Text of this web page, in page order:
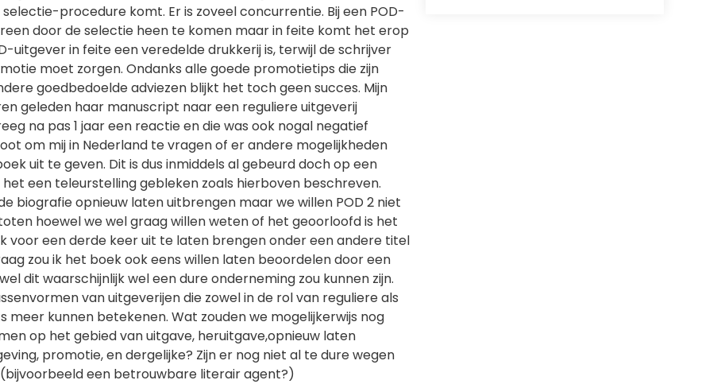
procedure komt. Er is zoveel concurrentie. Bij een POD-
door de selectie heen te komen maar in feite komt het erop
uitgever in feite een veredelde drukkerij is, terwijl de schrijver
moet zorgen. Ondanks alle goede promotietips die zijn
goedbedoelde adviezen blijkt het toch geen succes. Mijn
geleden haar manuscript naar een reguliere uitgeverij
na pas 1 jaar een reactie en die was ook nogal negatief
om mij in Nederland te vragen of er andere mogelijkheden
uit te geven. Dit is dus inmiddels al gebeurd doch op een
een teleurstelling gebleken zoals hierboven beschreven.
biografie opnieuw laten uitbrengen maar we willen POD 2 niet
hoewel we wel graag willen weten of het geoorloofd is het
voor een derde keer uit te laten brengen onder een andere titel
zou ik het boek ook eens willen laten beoordelen door een
dit waarschijnlijk wel een dure onderneming zou kunnen zijn.
van uitgeverijen die zowel in de rol van reguliere als
meer kunnen betekenen. Wat zouden we mogelijkerwijs nog
op het gebied van uitgave, heruitgave,opnieuw laten
promotie, en dergelijke? Zijn er nog niet al te dure wegen
een betrouwbare literair agent?)